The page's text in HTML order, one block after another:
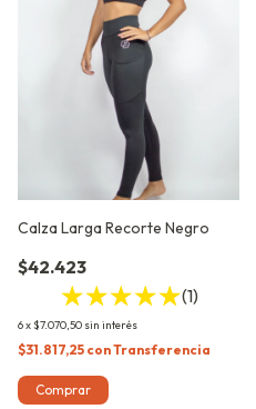
Calza Larga Recorte Negro
$42.423
(1)
6x $7.070,50 sin interés
$31.817,25 conTransferencia
Comprar